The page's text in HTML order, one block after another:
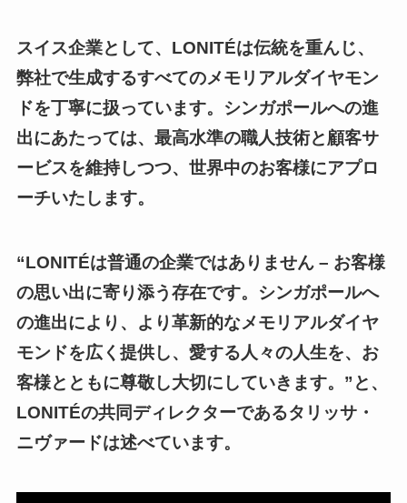
スイス企業として、LONITÉは伝統を重んじ、
弊社で生成するすべてのメモリアルダイヤモン
ドを丁寧に扱っています。シンガポールへの進
出にあたっては、最高水準の職人技術と顧客サ
ービスを維持しつつ、世界中のお客様にアプロ
ーチいたします。
“LONITÉは普通の企業ではありません – お客様
の思い出に寄り添う存在です。シンガポールへ
の進出により、より革新的なメモリアルダイヤ
モンドを広く提供し、愛する人々の人生を、お
客様とともに尊敬し大切にしていきます。”と、
LONITÉの共同ディレクターであるタリッサ・
ニヴァードは述べています。